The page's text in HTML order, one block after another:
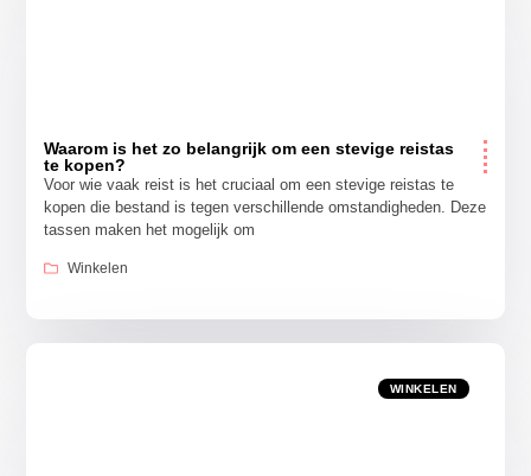
Waarom is het zo belangrijk om een stevige reistas
te kopen?
Voor wie vaak reist is het cruciaal om een stevige reistas te
kopen die bestand is tegen verschillende omstandigheden. Deze
tassen maken het mogelijk om
Winkelen
WINKELEN